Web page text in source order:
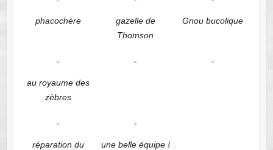
phacochère
gazelle de
Thomson
Gnou bucolique
au royaume des
zèbres
réparation du
une belle équipe !